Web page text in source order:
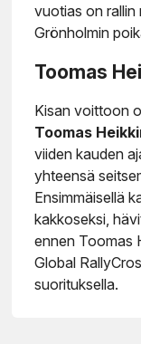
vuotias on rallin
Grönholmin
Toomas
Kisan voittoon
Toomas
viiden kauden
yhteensä
Ensimmäisellä
kakkoseksi,
ennen Toomas
Global
suorituksella.